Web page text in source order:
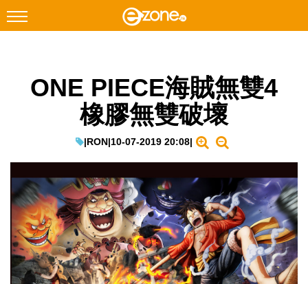
Facebook Instagram
遊戲動漫
教學評測
EduTech
IT Times
生成式AI與雲端應用
ONE PIECE海賊無雙4
橡膠無雙破壞
|RON|10-07-2019 20:08|